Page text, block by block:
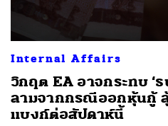
Internal Affairs
วิกฤต EA อาจกระทบ ‘ธ
ลามจากกรณีออกหุ้นกู้
แบงก์ต่อสัปดาห์นี้
SHARE